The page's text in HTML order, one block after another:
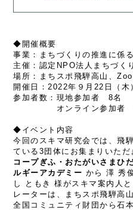
◆開催概要
事業：まちづくりの推進に係
主催：認定NPO法人まちづく
場所：まちスポ飛騨高山、
開催日：2022年９月22日（
参加者数：現地参加者 8名
オンライン参加者
◆イベント内容
今回のスキマ研究会では、飛
ている3団体にお集まりいただ
コープぎふ・おたがいさまひ
ルギーアカデミー から 澤 秀
し ともき 様がスキマ案内人
レーターは、まちスポ飛騨高
全国コミュニティ財団から石